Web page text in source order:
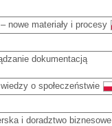
nowe materiały i procesy
dokumentacją
o społeczeństwie
i doradztwo biznesowe